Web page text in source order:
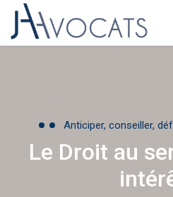
Anticiper, conseiller,
Le Droit au